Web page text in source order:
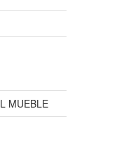
MUEBLE